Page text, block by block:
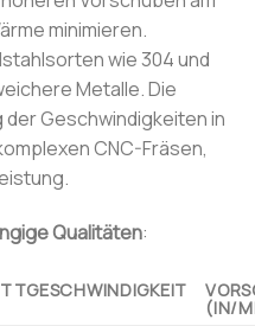
minimieren.
wie 304 und
Metalle. Die
Geschwindigkeiten in
CNC-Fräsen,
Qualitäten:
(IN/